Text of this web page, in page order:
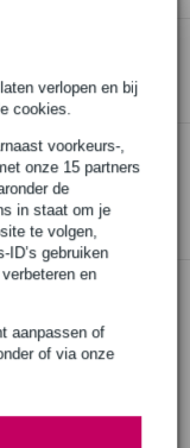
verlopen en bij
cookies.
voorkeurs-,
onze 15 partners
de
in staat om je
te volgen,
ID’s gebruiken
en
aanpassen of
of via onze
garantie en meer